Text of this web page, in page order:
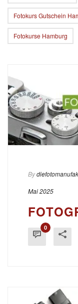
Fotokurs Gutschein
Fotokurse Hamburg
By
Mai 2025
0